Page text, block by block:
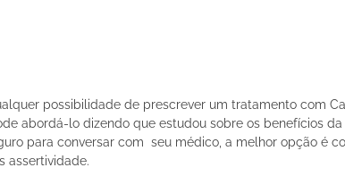
possibilidade de prescrever um tratamento com
abordá-lo dizendo que estudou sobre os benefícios da
para conversar com seu médico, a melhor opção é
assertividade.